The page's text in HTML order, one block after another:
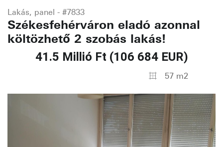
Lakás, panel - #7833
Székesfehérváron eladó azonnal
költözhető 2 szobás lakás!
41.5 Millió Ft (106 684 EUR)
57 m2